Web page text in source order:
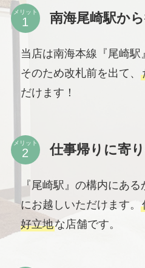
メリット 南海尾崎駅から
当店は南海本線『尾崎駅
そのため改札前を出て、
だけます！
メリット 仕事帰りに寄
『尾崎駅』の構内にあ
にお越しいただけます。
好立地な店舗です。